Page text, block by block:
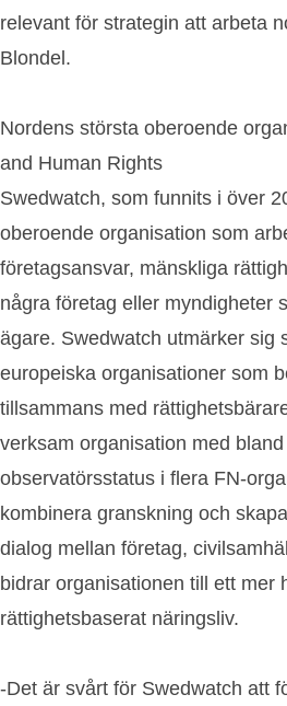
relevant för strategin att arbeta
Blondel.
Nordens största oberoende
and Human Rights
Swedwatch, som funnits i över
oberoende organisation som
företagsansvar, mänskliga
några företag eller myndigheter
ägare. Swedwatch utmärker sig
europeiska organisationer som
tillsammans med
verksam organisation med
observatörsstatus i flera FN-
kombinera granskning och
dialog mellan företag,
bidrar organisationen till ett mer
rättighetsbaserat näringsliv.
-Det är svårt för Swedwatch att